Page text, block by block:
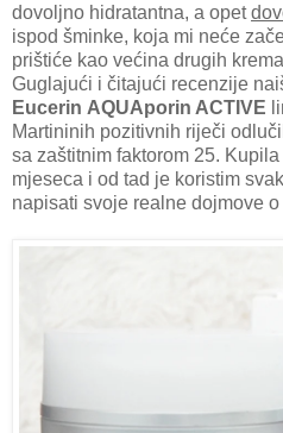
dovoljno hidratantna, a opet
ispod šminke, koja mi neće
prištiće kao većina drugih
Guglajući i čitajući recenzije
Eucerin AQUAporin ACTIVE
Martininih pozitivnih riječi
sa zaštitnim faktorom 25.
mjeseca i od tad je koristim
napisati svoje realne dojmove o